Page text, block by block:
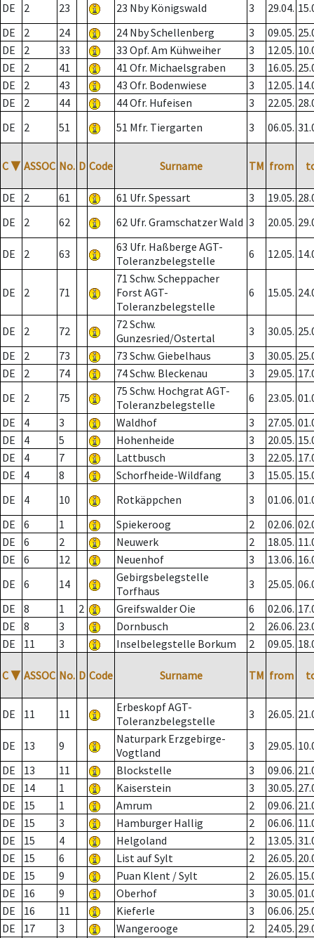
DE
2 23 23 Nby Königswald 3 29.04.
DE
2 24 24 Nby Schellenberg 3 09.05.
DE
2 33 33 Opf. Am Kühweiher 3 12.05.
DE
2 41 41 Ofr. Michaelsgraben 3 16.05.
DE
2 43 43 Ofr. Bodenwiese 3 12.05.
DE
2 44 44 Ofr. Hufeisen 3 22.05.
DE
2 51 51 Mfr. Tiergarten 3 06.05.
C ▼ ASSOC No. D Code Surname TM from
DE 2 61 61 Ufr. Spessart 3 19.05.
DE
2 62 62 Ufr. Gramschatzer Wald 3 20.05.
DE 2 63
63 Ufr. Haßberge AGT-
Toleranzbelegstelle
6 12.05.
DE 2 71
71 Schw. Scheppacher
Forst AGT-
Toleranzbelegstelle
6 15.05.
DE 2 72
72 Schw.
Gunzesried/Ostertal
3 30.05.
DE
2 73 73 Schw. Giebelhaus 3 30.05.
DE
2 74 74 Schw. Bleckenau 3 29.05.
DE
2 75
75 Schw. Hochgrat AGT-
Toleranzbelegstelle
6 23.05.
DE
4 3 Waldhof 3 27.05.
DE
4 5 Hohenheide 3 20.05.
DE
4 7 Lattbusch 3 22.05.
DE
4 8 Schorfheide-Wildfang 3 15.05.
DE
4 10 Rotkäppchen 3 01.06.
DE
6 1 Spiekeroog 2 02.06.
DE
6 2 Neuwerk 2 18.05.
DE
6 12 Neuenhof 3 13.06.
DE
6 14
Gebirgsbelegstelle
Torfhaus
3 25.05.
DE
8 1 2 Greifswalder Oie 6 02.06.
DE
8 3 Dornbusch 2 26.06.
DE
11 3 Inselbelegstelle Borkum 2 09.05.
C ▼ ASSOC No. D Code Surname TM from
DE 11 11
Erbeskopf AGT-
Toleranzbelegstelle
3 26.05.
DE 13 9
Naturpark Erzgebirge-
Vogtland
3 29.05.
DE
13 11 Blockstelle 3 09.06.
DE
14 1 Kaiserstein 3 30.05.
DE
15 1 Amrum 2 09.06.
DE
15 3 Hamburger Hallig 2 06.06.
DE
15 4 Helgoland 2 13.05.
DE
15 6 List auf Sylt 2 26.05.
DE
15 9 Puan Klent / Sylt 2 26.05.
DE
16 9 Oberhof 3 30.05.
DE
16 11 Kieferle 3 06.06.
DE
17 3 Wangerooge 2 24.05.